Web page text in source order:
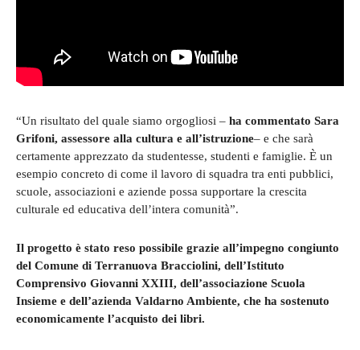
“Un risultato del quale siamo orgogliosi – ha commentato Sara
Grifoni, assessore alla cultura e all’istruzione– e che sarà
certamente apprezzato da studentesse, studenti e famiglie. È un
esempio concreto di come il lavoro di squadra tra enti pubblici,
scuole, associazioni e aziende possa supportare la crescita
culturale ed educativa dell’intera comunità”.
Il progetto è stato reso possibile grazie all’impegno congiunto
del Comune di Terranuova Bracciolini, dell’Istituto
Comprensivo Giovanni XXIII, dell’associazione Scuola
Insieme e dell’azienda Valdarno Ambiente, che ha sostenuto
economicamente l’acquisto dei libri.